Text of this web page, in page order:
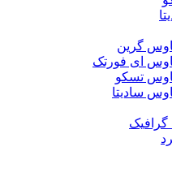
گرین
ای فورتک
تسکو
سادیتا
گرافیک